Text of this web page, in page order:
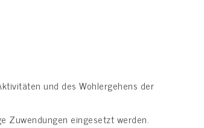
und des Wohlergehens der
Zuwendungen eingesetzt werden.